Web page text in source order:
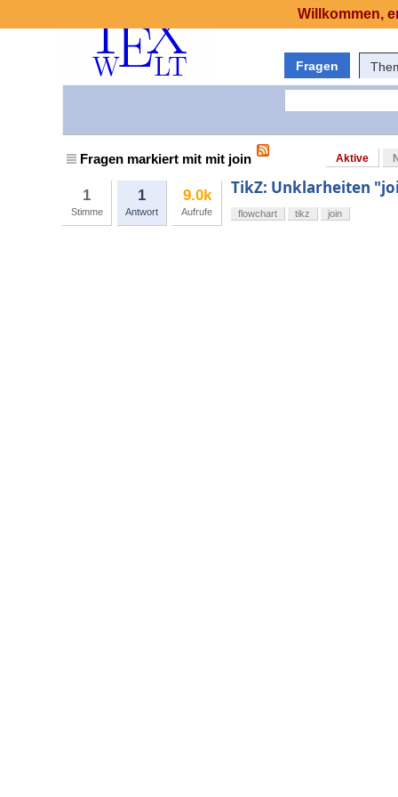
Fragen
Fragen markiert mit mit join Aktive
1
Stimme
1
Antwort
9.0k
Aufrufe
TikZ: Unklarheiten
flowchart tikz join
Willkommen,